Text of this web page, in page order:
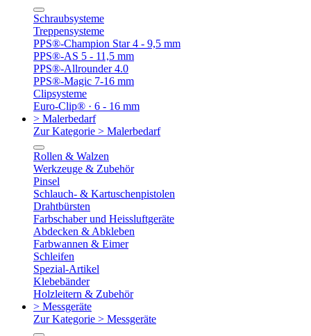
Schraubsysteme
Treppensysteme
PPS®-Champion Star 4 - 9,5 mm
PPS®-AS 5 - 11,5 mm
PPS®-Allrounder 4.0
PPS®-Magic 7-16 mm
Clipsysteme
Euro-Clip® · 6 - 16 mm
> Malerbedarf
Zur Kategorie > Malerbedarf
Rollen & Walzen
Werkzeuge & Zubehör
Pinsel
Schlauch- & Kartuschenpistolen
Drahtbürsten
Farbschaber und Heissluftgeräte
Abdecken & Abkleben
Farbwannen & Eimer
Schleifen
Spezial-Artikel
Klebebänder
Holzleitern & Zubehör
> Messgeräte
Zur Kategorie > Messgeräte